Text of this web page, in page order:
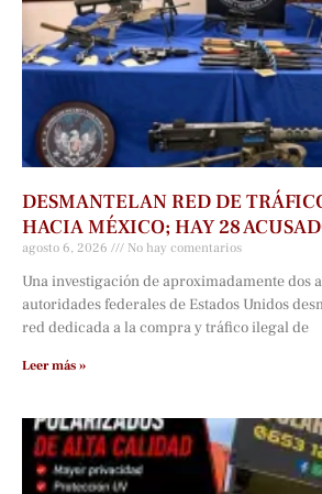
DESMANTELAN RED DE
HACIA MÉXICO; HAY 28
agosto 6, 2026 No hay comentarios
Una investigación de aproximadamente dos
autoridades federales de Estados Unidos
red dedicada a la compra y tráfico ilegal de
Leer más »